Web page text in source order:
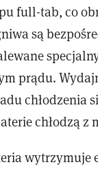
full-tab, co
są
prądu.
chłodzenia
chłodzą z
wytrzymuje